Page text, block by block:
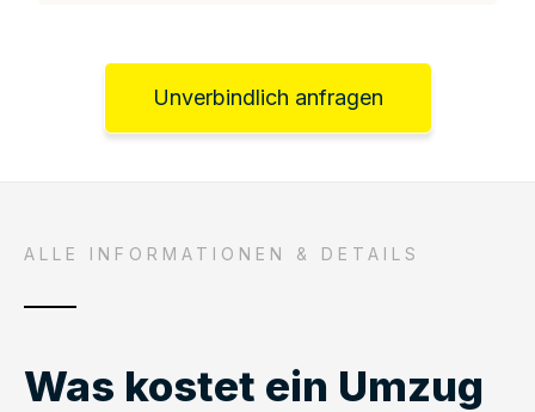
Unverbindlich anfragen
ALLE INFORMATIONEN & DETAILS
Was kostet ein Umzug